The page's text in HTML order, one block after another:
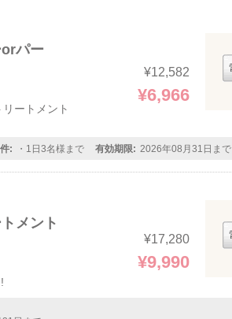
パー
ートメント
¥12,582
¥6,966
: ・1日3名様まで 有効期限: 2026年08月31日まで
メント
¥17,280
¥9,990